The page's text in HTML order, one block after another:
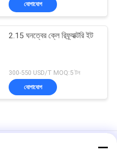
যোগাযোগ
2.15 ঘনত্বের ক্লে রিফ্র্যাক্টরি ইট
300-550 USD/T MOQ:5 টন
যোগাযোগ
অ্যাপ্লিকেশন শক্তিশালী অ্যান্টি-